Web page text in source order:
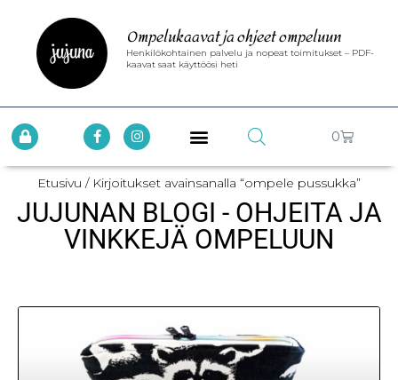
Ompelukaavat ja ohjeet ompeluun
Henkilökohtainen palvelu ja nopeat toimitukset – PDF-
kaavat saat käyttöösi heti
0
Etusivu / Kirjoitukset avainsanalla “ompele pussukka”
JUJUNAN BLOGI - OHJEITA JA
VINKKEJÄ OMPELUUN